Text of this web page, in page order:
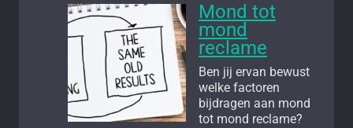
Mond tot
mond
reclame
Ben jij ervan bewust
welke factoren
bijdragen aan mond
tot mond reclame?